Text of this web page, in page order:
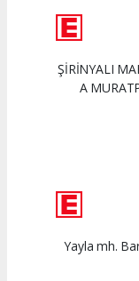
ŞİRİNYALI
A
Yayla mh.